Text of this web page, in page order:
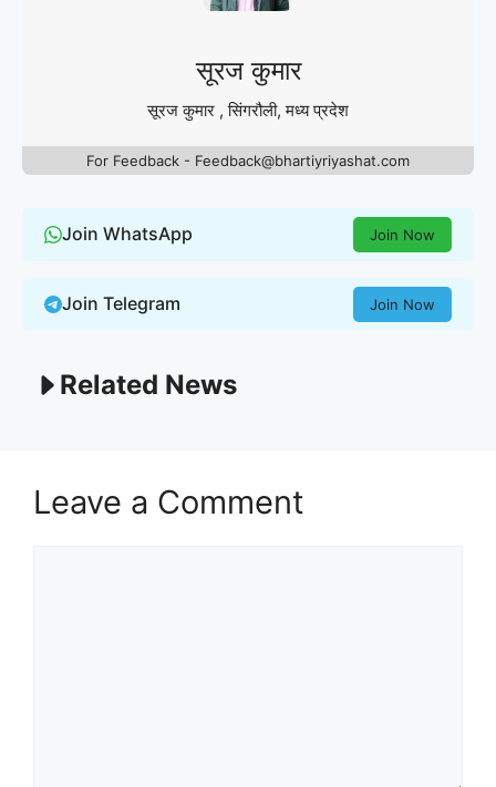
सूरज कुमार
सूरज कुमार , सिंगरौली, मध्य प्रदेश
For Feedback - Feedback@bhartiyriyashat.com
Join WhatsApp Join Now
Join Telegram Join Now
Related News
Leave a Comment